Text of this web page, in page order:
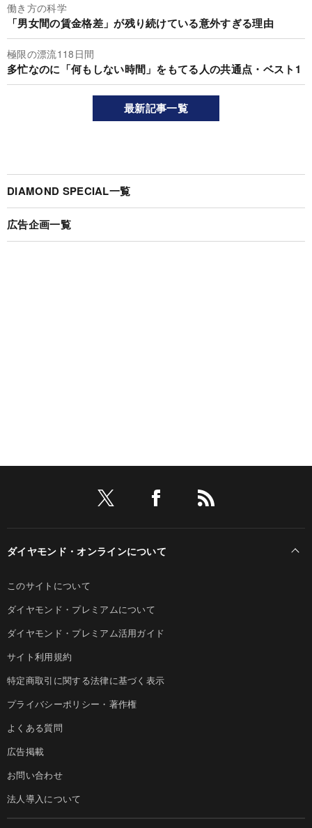
働き方の科学
「男女間の賃金格差」が残り続けている意外すぎる理由
極限の漂流118日間
多忙なのに「何もしない時間」をもてる人の共通点・ベスト1
最新記事一覧
DIAMOND SPECIAL一覧
広告企画一覧
ダイヤモンド・オンラインについて
このサイトについて
ダイヤモンド・プレミアムについて
ダイヤモンド・プレミアム活用ガイド
サイト利用規約
特定商取引に関する法律に基づく表示
プライバシーポリシー・著作権
よくある質問
広告掲載
お問い合わせ
法人導入について